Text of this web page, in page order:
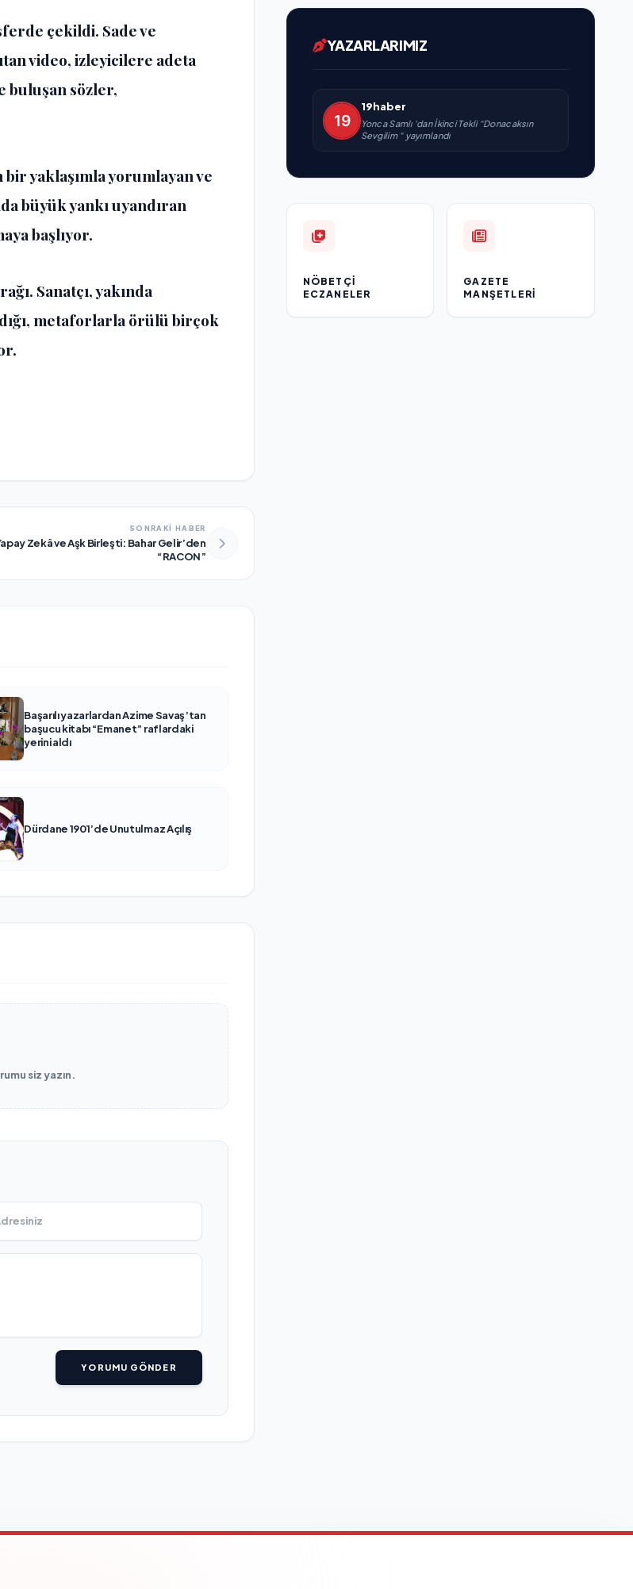
çekildi. Sade ve
video, izleyicilere adeta
buluşan sözler,
yaklaşımla yorumlayan ve
büyük yankı uyandıran
başlıyor.
Sanatçı, yakında
metaforlarla örülü birçok
SONRAKİ HABER
Zekâ ve Aşk Birleşti: Bahar Gelir’den
“RACON”
Başarılı yazarlardan Azime Savaş’tan
başucu kitabı “Emanet” raflardaki
yerini aldı
Dürdane 1901’de Unutulmaz Açılış
siz yazın.
YORUMU GÖNDER
YAZARLARIMIZ
19haber
Yonca Samlı ‘dan İkinci Tekli “Donacaksın
Sevgilim “ yayımlandı
NÖBETÇI
ECZANELER
GAZETE
MANŞETLERI